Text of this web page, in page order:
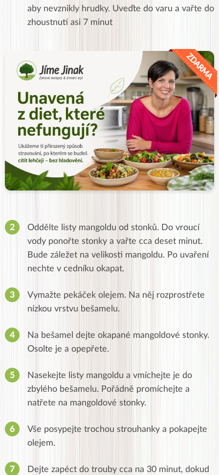
aby nevznikly hrudky. Uveďte do varu a vařte do
zhoustnutí asi 7 minut
Oddělte listy mangoldu od stonků. Do vroucí
vody ponořte stonky a vařte cca deset minut.
Bude záležet na velikosti mangoldu. Po uvaření
nechte v cedníku okapat.
Vymažte pekáček olejem. Na něj rozprostřete
nízkou vrstvu bešamelu.
Na bešamel dejte okapané mangoldové stonky.
Osolte je a opepřete.
Nasekejte listy mangoldu a vmíchejte je do
zbylého bešamelu. Pořádně promíchejte a
natřete na mangoldové stonky.
Vše posypejte trochou strouhanky a pokapejte
olejem.
Dejte zapéct do trouby cca na 30 minut, dokud